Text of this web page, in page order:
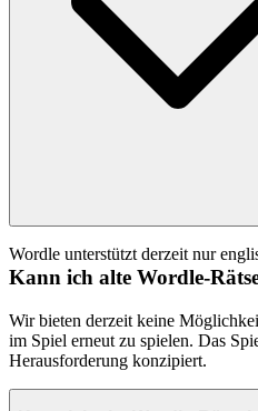
Wordle unterstützt derzeit nur
Kann ich alte Wordle-
Wir bieten derzeit keine
im Spiel erneut zu spielen. Das
Herausforderung konzipiert.